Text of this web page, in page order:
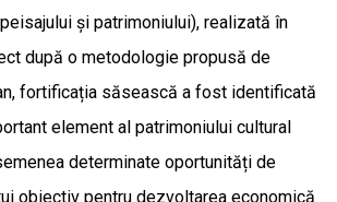
și patrimoniului), realizată în
după o metodologie propusă de
fortificația săsească a fost identificată
element al patrimoniului cultural
determinate oportunități de
obiectiv pentru dezvoltarea economică